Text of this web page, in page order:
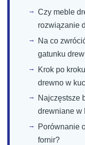
Czy meble
rozwiązanie
Na co
gatunku
Krok po
drewno w
Najczęstsze
drewniane w
Porównanie
fornir?